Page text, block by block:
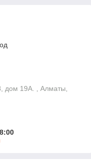
дом 19А. , Алматы,